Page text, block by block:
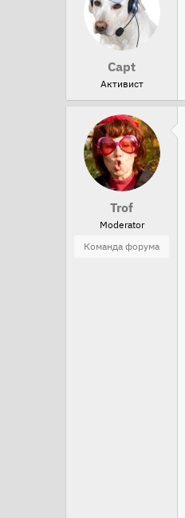
н
а
ч
а
л
Capt
Активист
Trof
Moderator
Команда форума